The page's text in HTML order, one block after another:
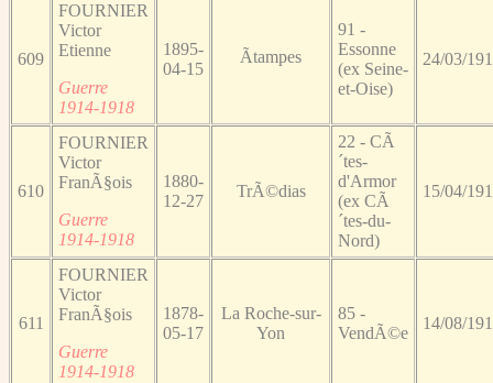
609
FOURNIER
Victor
Etienne
Guerre
1914-1918
1895-
04-15
Ãtampes
91 -
Essonne
(ex Seine-
et-Oise)
24/03/
610
FOURNIER
Victor
FranÃ§ois
Guerre
1914-1918
1880-
12-27
TrÃ©dias
22 - CÃ
´tes-
d'Armor
(ex CÃ
´tes-du-
Nord)
15/04/
611
FOURNIER
Victor
FranÃ§ois
Guerre
1914-1918
1878-
05-17
La Roche-sur-
Yon
85 -
VendÃ©e
14/08/